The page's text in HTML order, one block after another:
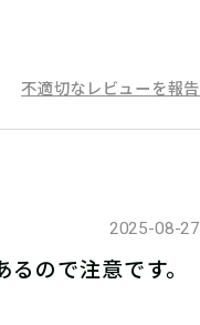
不適切なレビューを報告
2025-08-27
ので注意です。